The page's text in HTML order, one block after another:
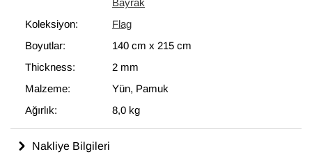
Koleksiyon:
Flag
Boyutlar:
140 cm x 215 cm
Thickness:
2 mm
Malzeme:
Yün, Pamuk
Ağırlık:
8,0 kg
Nakliye Bilgileri